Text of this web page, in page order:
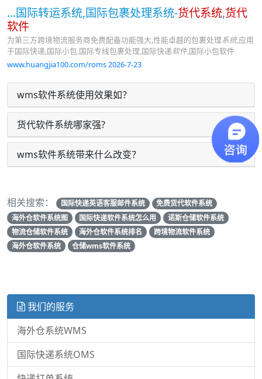
...国际转运系统,国际包裹处理系统-货代系统,货代
软件
为第三方跨境物流服务商免费配备功能强大,性能卓越的包裹处理系统,应用
于国际快递,国际小包,国际专线包裹处理,国际快递软件,国际小包软件
www.huangjia100.com/roms 2026-7-23
wms软件系统使用效果如？
货代软件系统哪家强?
wms软件系统带来什么改变？
相关搜索： 国际快递英语客服邮件系统
免费货代软件系统
海外仓软件系统图
国际快递软件系统怎么用
诺斯仓储软件系统
物流仓储软件系统
海外仓软件系统排名
跨境物流软件系统
海外仓软件系统
仓储wms软件系统
我们的服务
海外仓系统WMS
国际快递系统OMS